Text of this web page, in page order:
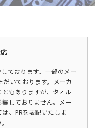
ております。一部のメー
いております。メーカ
もありますが、タオル
しておりません。メー
、PRを表記いたしま